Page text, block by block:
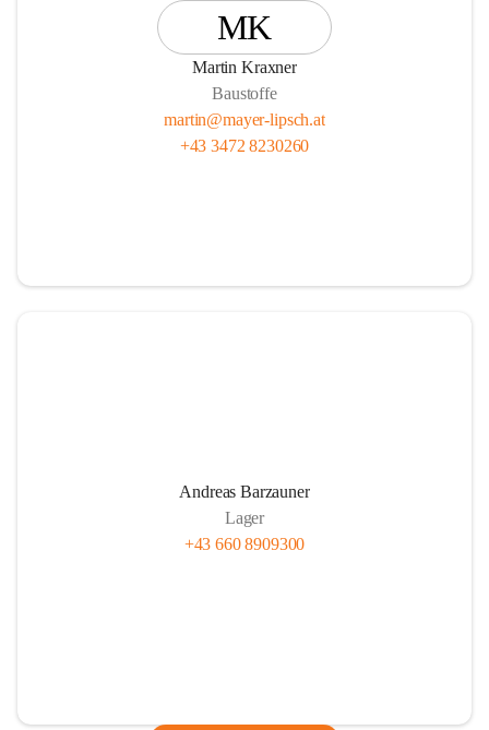
MK
Martin Kraxner
Baustoffe
martin@mayer-lipsch.at
+43 3472 8230260
Andreas Barzauner
Lager
+43 660 8909300